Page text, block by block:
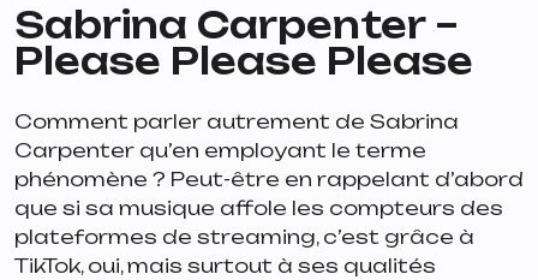
Sabrina Carpenter –
Please Please Please
Comment parler autrement de Sabrina
Carpenter qu’en employant le terme
phénomène ? Peut-être en rappelant d’abord
que si sa musique affole les compteurs des
plateformes de streaming, c’est grâce à
TikTok, oui, mais surtout à ses qualités